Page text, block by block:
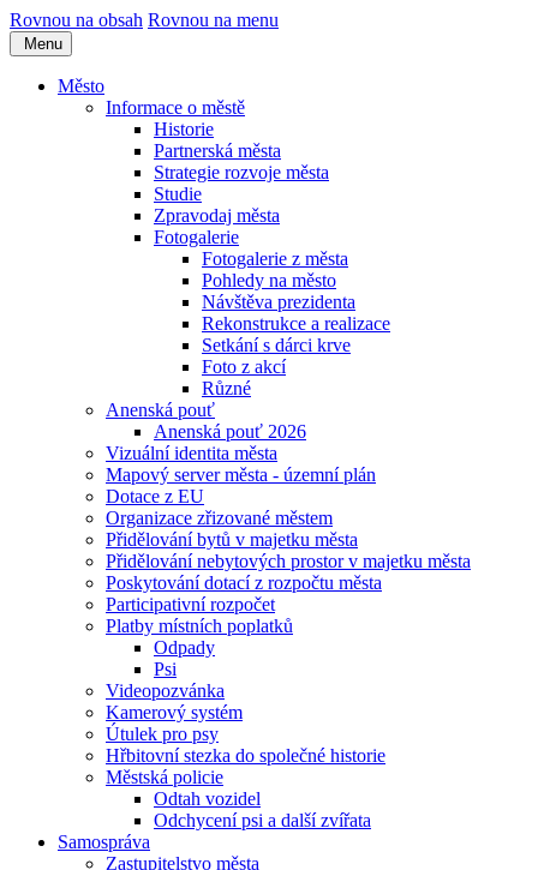
Rovnou na obsah Rovnou na menu
Menu
Město
Informace o městě
Historie
Partnerská města
Strategie rozvoje města
Studie
Zpravodaj města
Fotogalerie
Fotogalerie z města
Pohledy na město
Návštěva prezidenta
Rekonstrukce a realizace
Setkání s dárci krve
Foto z akcí
Různé
Anenská pouť
Anenská pouť 2026
Vizuální identita města
Mapový server města - územní plán
Dotace z EU
Organizace zřizované městem
Přidělování bytů v majetku města
Přidělování nebytových prostor v majetku města
Poskytování dotací z rozpočtu města
Participativní rozpočet
Platby místních poplatků
Odpady
Psi
Videopozvánka
Kamerový systém
Útulek pro psy
Hřbitovní stezka do společné historie
Městská policie
Odtah vozidel
Odchycení psi a další zvířata
Samospráva
Zastupitelstvo města